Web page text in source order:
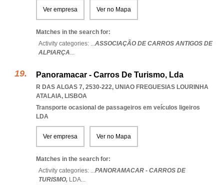
Ver empresa Ver no Mapa
Matches in the search for:
Activity categories: ...ASSOCIAÇÃO DE CARROS ANTIGOS DE
ALPIARÇA...
Panoramacar - Carros De Turismo, Lda
R DAS ALGAS 7, 2530-222, UNIAO FREGUESIAS LOURINHA
ATALAIA, LISBOA
Transporte ocasional de passageiros em veículos ligeiros
LDA
Ver empresa Ver no Mapa
Matches in the search for:
Activity categories: ...PANORAMACAR - CARROS DE
TURISMO, LDA...